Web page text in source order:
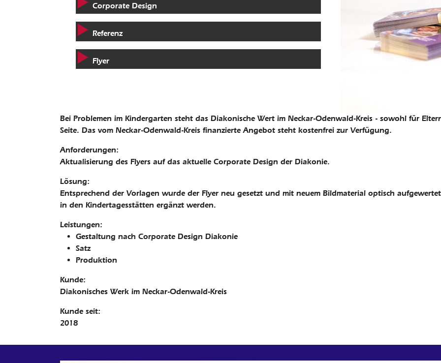
Corporate Design
Referenz
Flyer
Bei Problemen im Kindergarten steht das Diakonische Wert im Neckar-Odenwald-Kreis - sowohl für
Seite. Das vom Neckar-Odenwald-Kreis finanzierte Angebot steht kostenfrei zur Verfügung.
Anforderungen:
Aktualisierung des Flyers auf das aktuelle Corporate Design der Diakonie.
Lösung:
Entsprechend der Vorlagen wurde der Flyer neu gesetzt und mit neuem Bildmaterial optisch
in den Kindertagesstätten ergänzt werden.
Leistungen:
Gestaltung nach Corporate Design Diakonie
Satz
Produktion
Kunde:
Diakonisches Werk im Neckar-Odenwald-Kreis
Kunde seit:
2018